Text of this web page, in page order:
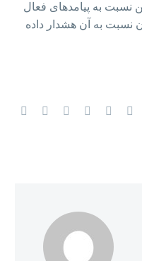
نسبت به پیامدهای فعال
نسبت به آن هشدار داده